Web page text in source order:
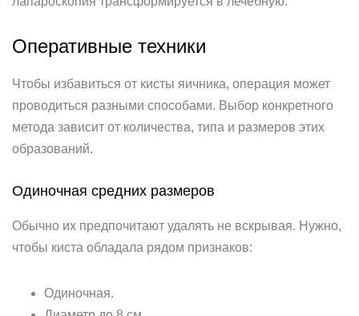
Оперативные техники
Чтобы избавиться от кисты яичника, операция может
проводиться разными способами. Выбор конкретного
метода зависит от количества, типа и размеров этих
образований.
Одиночная средних размеров
Обычно их предпочитают удалять не вскрывая. Нужно,
чтобы киста обладала рядом признаков:
Одиночная.